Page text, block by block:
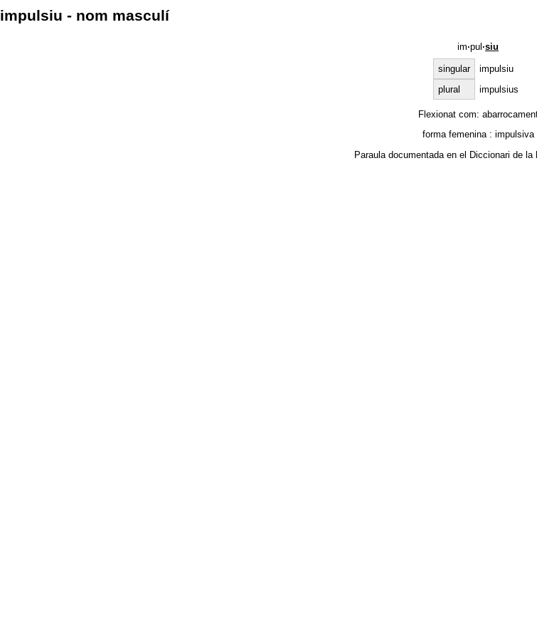
impulsiu - nom masculí
im·pul ·siu
singular
impulsiu
plural
impulsius
Flexionat com:
forma femenina : impulsiva
Paraula documentada en el Diccionari de la